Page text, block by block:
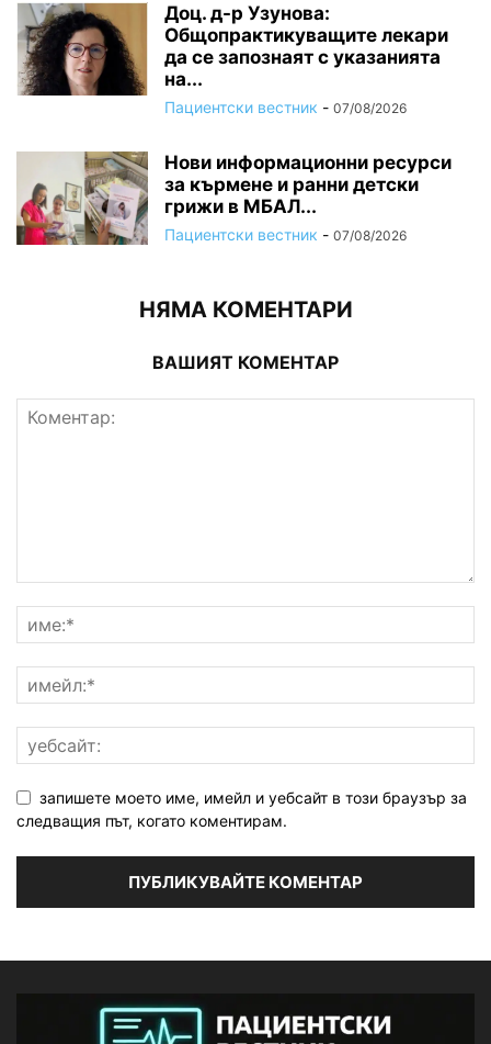
Доц. д-р Узунова:
Общопрактикуващите лекари
да се запознаят с указанията
на...
Пациентски вестник - 07/08/2026
Нови информационни ресурси
за кърмене и ранни детски
грижи в МБАЛ...
Пациентски вестник - 07/08/2026
НЯМА КОМЕНТАРИ
ВАШИЯТ КОМЕНТАР
запишете моето име, имейл и уебсайт в този браузър за
следващия път, когато коментирам.